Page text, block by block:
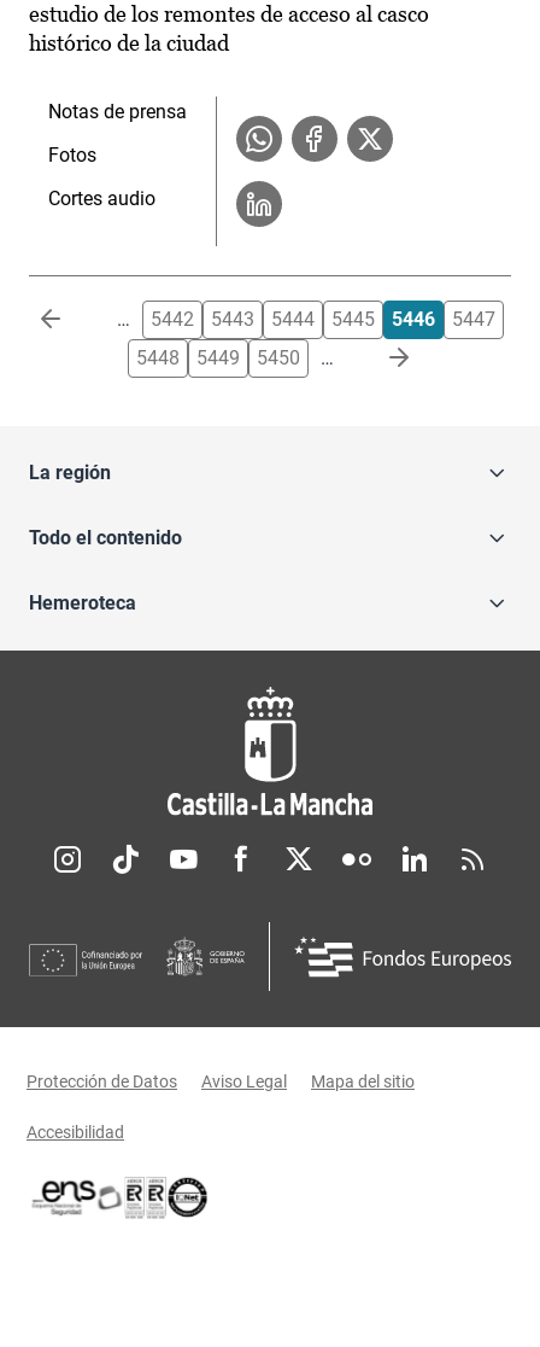
estudio de los remontes de acceso al casco
histórico de la ciudad
Notas de prensa
Fotos
Cortes audio
Paginación … 5442 5443 5444 5445 5446
5447
5448
5449 5450 …
La región
Todo el contenido
Hemeroteca
Redes sociales JCCM
Menú legal
Protección de Datos Aviso Legal Mapa del sitio
Accesibilidad